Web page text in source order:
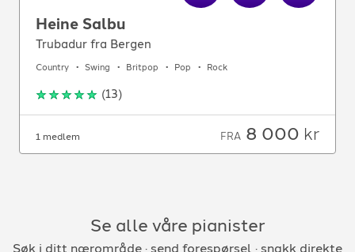
Heine Salbu
Trubadur fra Bergen
Country Swing Britpop Pop Rock
(13)
1 medlem FRA 8 000 kr
Se alle våre pianister
Søk i ditt nærområde · send forespørsel · snakk direkte